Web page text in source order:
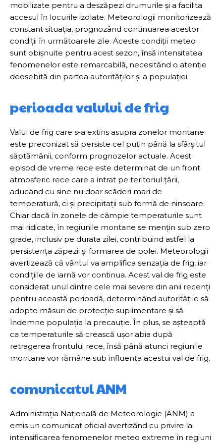
mobilizate pentru a deszăpezi drumurile și a facilita
accesul în locurile izolate. Meteorologii monitorizează
constant situația, prognozând continuarea acestor
condiții în următoarele zile. Aceste condiții meteo
sunt obișnuite pentru acest sezon, însă intensitatea
fenomenelor este remarcabilă, necesitând o atenție
deosebită din partea autorităților și a populației.
perioada valului de frig
Valul de frig care s-a extins asupra zonelor montane
este preconizat să persiste cel puțin până la sfârșitul
săptămânii, conform prognozelor actuale. Acest
episod de vreme rece este determinat de un front
atmosferic rece care a intrat pe teritoriul țării,
aducând cu sine nu doar scăderi mari de
temperatură, ci și precipitații sub formă de ninsoare.
Chiar dacă în zonele de câmpie temperaturile sunt
mai ridicate, în regiunile montane se mențin sub zero
grade, inclusiv pe durata zilei, contribuind astfel la
persistența zăpezii și formarea de polei. Meteorologii
avertizează că vântul va amplifica senzația de frig, iar
condițiile de iarnă vor continua. Acest val de frig este
considerat unul dintre cele mai severe din anii recenți
pentru această perioadă, determinând autoritățile să
adopte măsuri de protecție suplimentare și să
îndemne populația la precauție. În plus, se așteaptă
ca temperaturile să crească ușor abia după
retragerea frontului rece, însă până atunci regiunile
montane vor rămâne sub influența acestui val de frig.
comunicatul ANM
Administrația Națională de Meteorologie (ANM) a
emis un comunicat oficial avertizând cu privire la
intensificarea fenomenelor meteo extreme în regiuni